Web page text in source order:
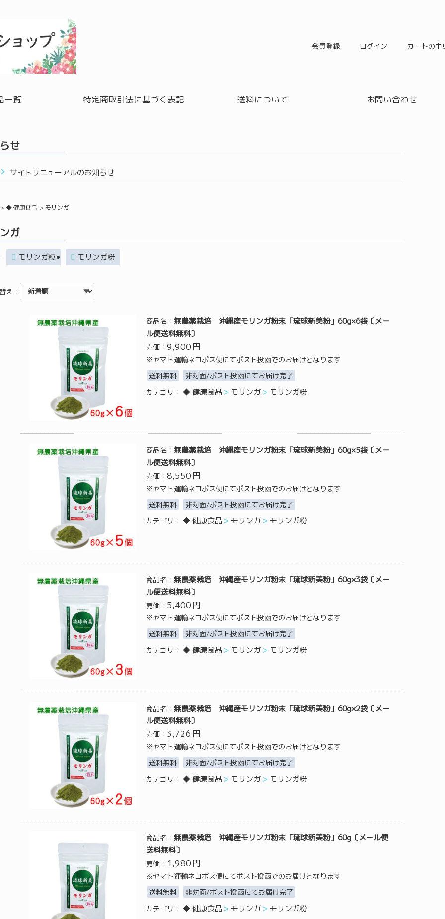
会員登録 ログイン カートの中
一覧 特定商取引法に基づく表記 送料について お問い合わせ
せ
サイトリニューアルのお知らせ
◆ 健康食品 モリンガ
ガ
モリンガ粒 モリンガ粉
え：
商品名： 無農薬栽培 沖縄産モリンガ粉末「琉球新美粉」60g×6袋〔メー
ル便送料無料〕
売価： 9,900円
※ヤマト運輸ネコポス便にてポスト投函でのお届けとなります
送料無料
非対面/ポスト投函にてお届け完了
カテゴリ： ◆ 健康食品 モリンガ モリンガ粉
商品名： 無農薬栽培 沖縄産モリンガ粉末「琉球新美粉」60g×5袋〔メー
ル便送料無料〕
売価： 8,550円
※ヤマト運輸ネコポス便にてポスト投函でのお届けとなります
送料無料
非対面/ポスト投函にてお届け完了
カテゴリ： ◆ 健康食品 モリンガ モリンガ粉
商品名： 無農薬栽培 沖縄産モリンガ粉末「琉球新美粉」60g×3袋〔メー
ル便送料無料〕
売価： 5,400円
※ヤマト運輸ネコポス便にてポスト投函でのお届けとなります
送料無料
非対面/ポスト投函にてお届け完了
カテゴリ： ◆ 健康食品 モリンガ モリンガ粉
商品名： 無農薬栽培 沖縄産モリンガ粉末「琉球新美粉」60g×2袋〔メー
ル便送料無料〕
売価： 3,726 円
※ヤマト運輸ネコポス便にてポスト投函でのお届けとなります
送料無料
非対面/ポスト投函にてお届け完了
カテゴリ： ◆ 健康食品 モリンガ モリンガ粉
商品名： 無農薬栽培 沖縄産モリンガ粉末「琉球新美粉」60g〔メール便
送料無料〕
売価： 1,980円
※ヤマト運輸ネコポス便にてポスト投函でのお届けとなります
送料無料
非対面/ポスト投函にてお届け完了
カテゴリ： ◆ 健康食品 モリンガ モリンガ粉